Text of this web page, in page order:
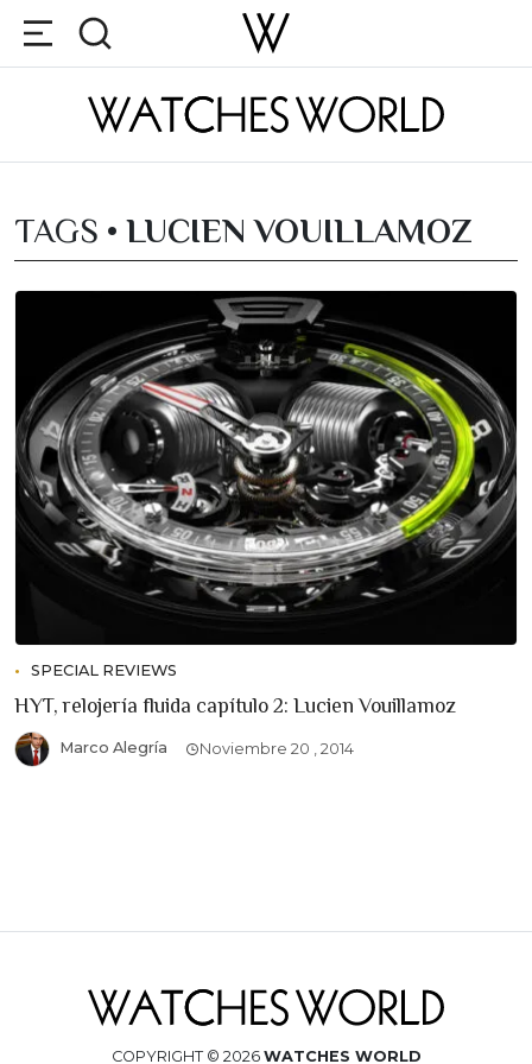
TAGS • LUCIEN VOUILLAMOZ
SPECIAL REVIEWS
HYT, relojería fluida capítulo 2: Lucien Vouillamoz
Marco Alegría Noviembre 20 , 2014
COPYRIGHT © 2026 WATCHES WORLD